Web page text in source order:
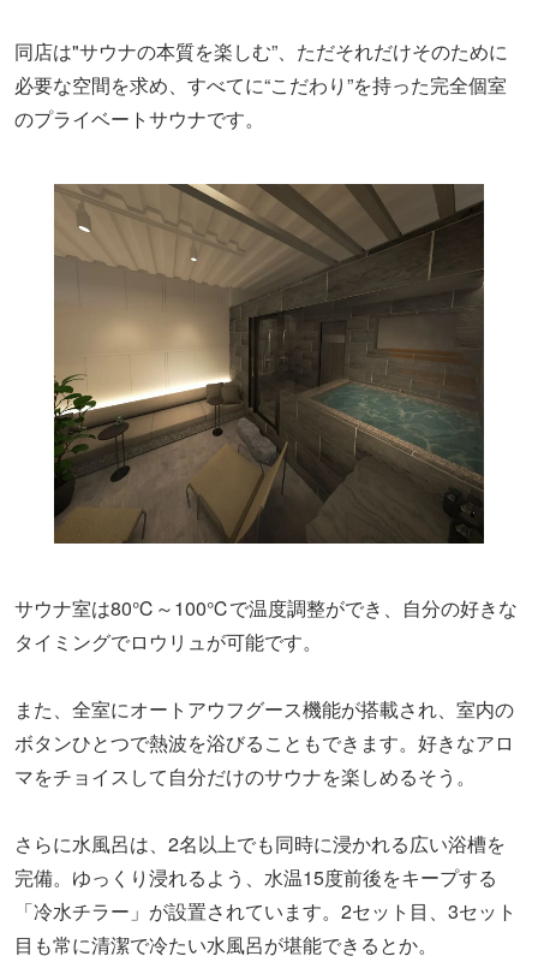
同店は"サウナの本質を楽しむ”、ただそれだけそのために
必要な空間を求め、すべてに“こだわり”を持った完全個室
のプライベートサウナです。
サウナ室は80℃～100℃で温度調整ができ、自分の好きな
タイミングでロウリュが可能です。
また、全室にオートアウフグース機能が搭載され、室内の
ボタンひとつで熱波を浴びることもできます。好きなアロ
マをチョイスして自分だけのサウナを楽しめるそう。
さらに水風呂は、2名以上でも同時に浸かれる広い浴槽を
完備。ゆっくり浸れるよう、水温15度前後をキープする
「冷水チラー」が設置されています。2セット目、3セット
目も常に清潔で冷たい水風呂が堪能できるとか。